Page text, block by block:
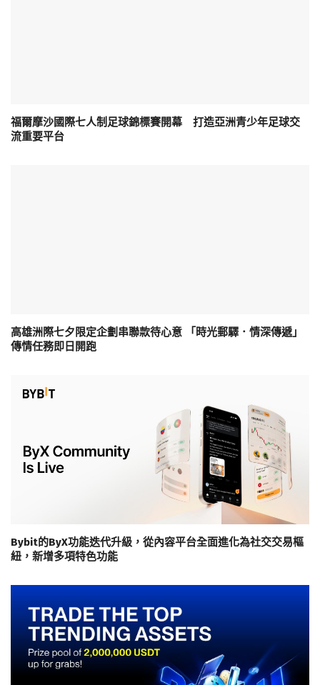
福爾摩沙國際七人制足球錦標賽開幕 打造亞洲青少年足球交
流重要平台
高雄洲際七夕限定企劃串聯款待心意 「時光郵驛．情深傳遞」
傳情任務即日開跑
Bybit的ByX功能迭代升級，從內容平台全面進化為社交交易樞
紐，新增多項特色功能